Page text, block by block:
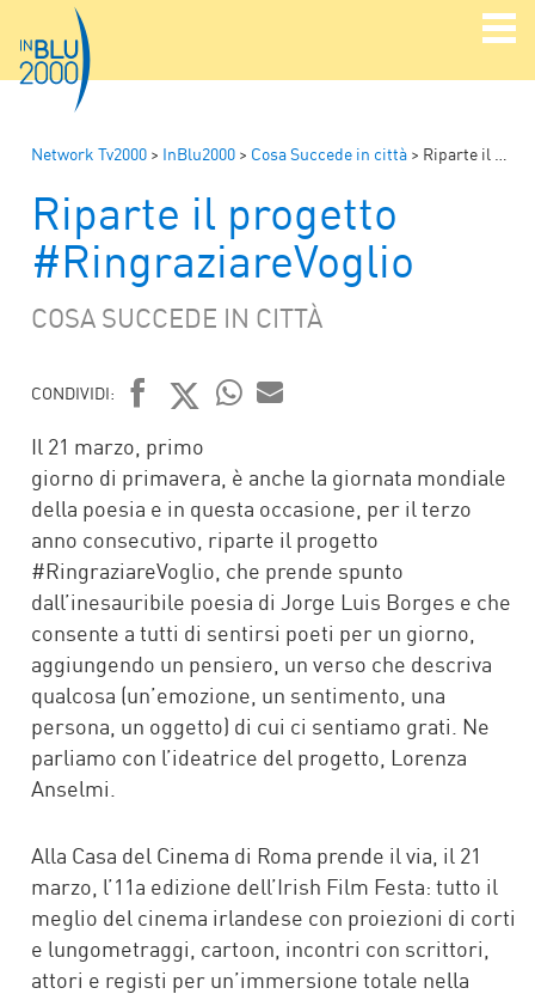
Network Tv2000 > InBlu2000 > Cosa Succede in città > Riparte il progetto #RingraziareVoglio
Riparte il progetto
#RingraziareVoglio
COSA SUCCEDE IN CITTÀ
CONDIVIDI:
FACEBOOK
TWITTER
Il 21 marzo, primo
giorno di primavera, è anche la giornata mondiale
della poesia e in questa occasione, per il terzo
anno consecutivo, riparte il progetto
#RingraziareVoglio, che prende spunto
dall’inesauribile poesia di Jorge Luis Borges e che
consente a tutti di sentirsi poeti per un giorno,
aggiungendo un pensiero, un verso che descriva
qualcosa (un’emozione, un sentimento, una
persona, un oggetto) di cui ci sentiamo grati. Ne
parliamo con l’ideatrice del progetto, Lorenza
Anselmi.
Alla Casa del Cinema di Roma prende il via, il 21
marzo, l’11a edizione dell’Irish Film Festa: tutto il
meglio del cinema irlandese con proiezioni di corti
e lungometraggi, cartoon, incontri con scrittori,
attori e registi per un’immersione totale nella